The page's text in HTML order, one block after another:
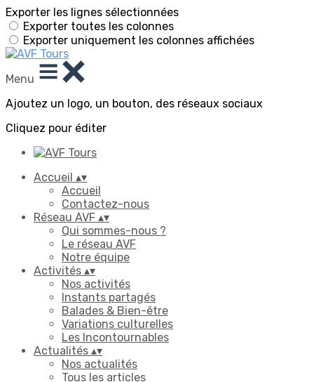
Exporter les lignes sélectionnées
Exporter toutes les colonnes
Exporter uniquement les colonnes affichées
Menu
Ajoutez un logo, un bouton, des réseaux sociaux
Cliquez pour éditer
Accueil ▴▾
Accueil
Contactez-nous
Réseau AVF ▴▾
Qui sommes-nous ?
Le réseau AVF
Notre équipe
Activités ▴▾
Nos activités
Instants partagés
Balades & Bien-être
Variations culturelles
Les Incontournables
Actualités ▴▾
Nos actualités
Tous les articles